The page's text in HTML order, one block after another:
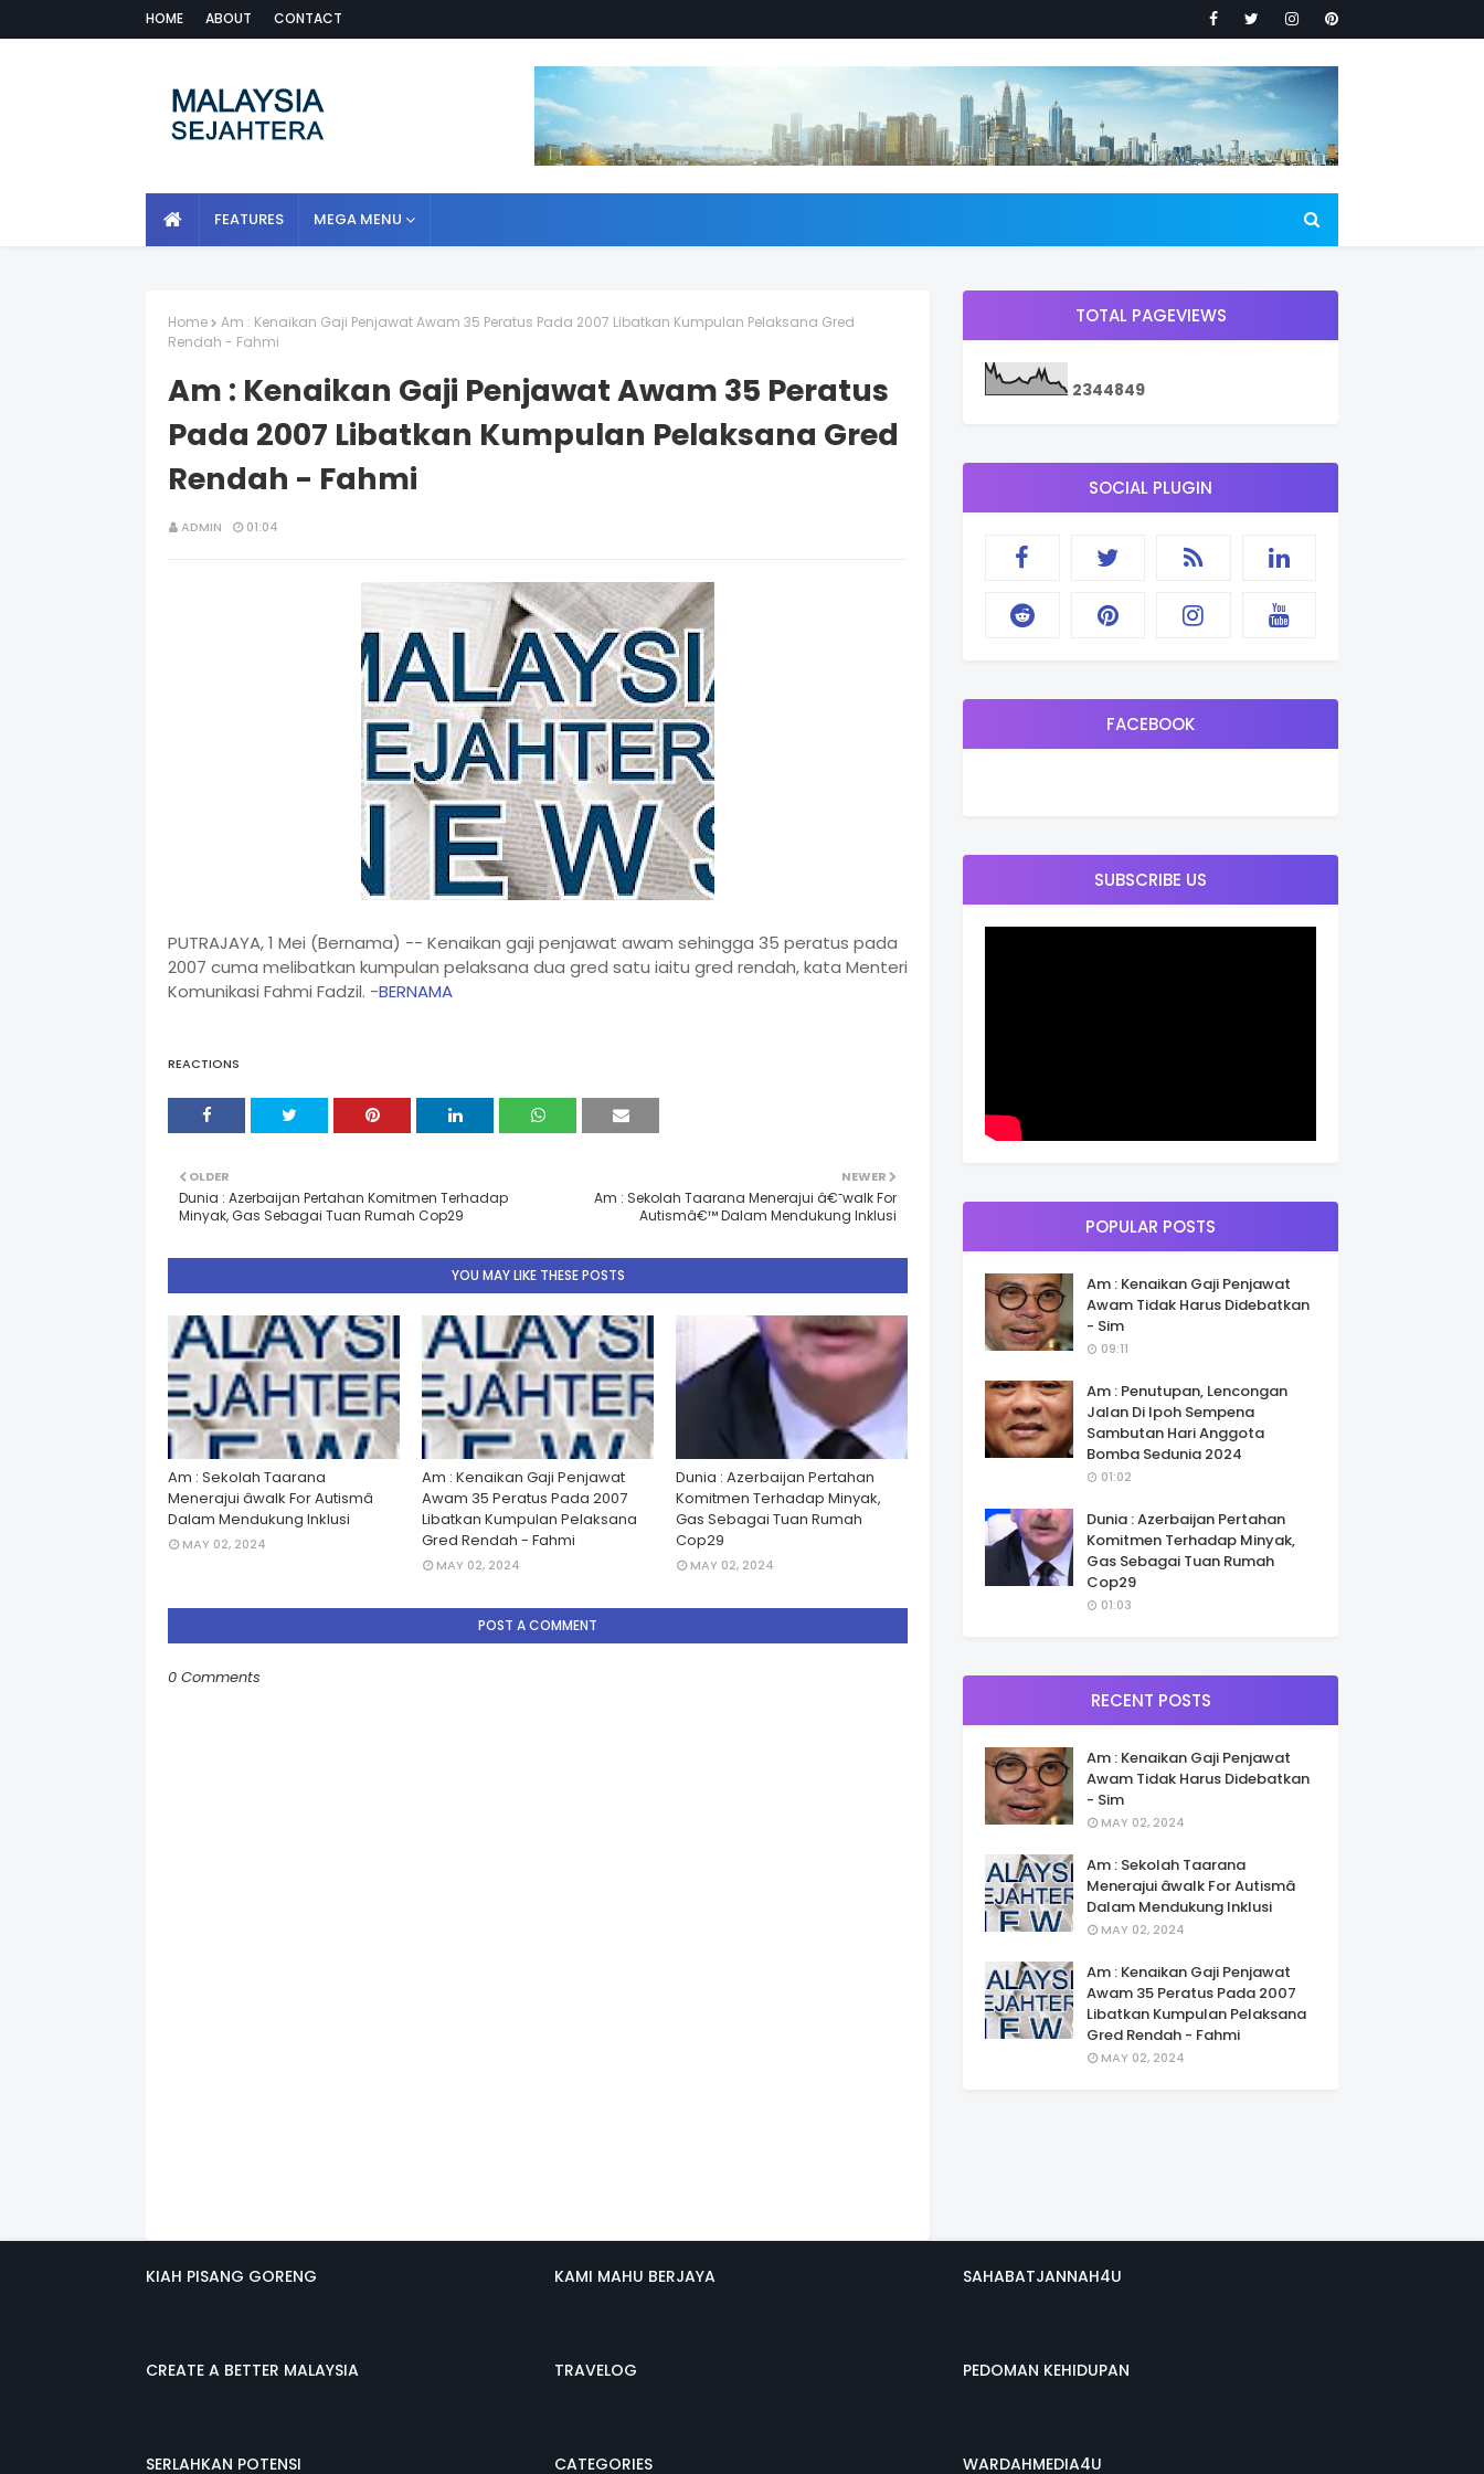
HOME ABOUT CONTACT
FEATURES MEGA MENU
Home
Am : Kenaikan Gaji Penjawat Awam 35 Peratus Pada 2007 Libatkan Kumpulan Pelaksana Gred
Rendah - Fahmi
Am : Kenaikan Gaji Penjawat Awam 35 Peratus
Pada 2007 Libatkan Kumpulan Pelaksana Gred
Rendah - Fahmi
ADMIN 01:04
PUTRAJAYA, 1 Mei (Bernama) -- Kenaikan gaji penjawat awam sehingga 35 peratus pada
2007 cuma melibatkan kumpulan pelaksana dua gred satu iaitu gred rendah, kata Menteri
Komunikasi Fahmi Fadzil. -BERNAMA
REACTIONS
NEWER
Am : Sekolah Taarana Menerajui â€˜walk For
Autismâ€™ Dalam Mendukung Inklusi
OLDER
Dunia : Azerbaijan Pertahan Komitmen Terhadap
Minyak, Gas Sebagai Tuan Rumah Cop29
YOU MAY LIKE THESE POSTS
Am : Sekolah Taarana
Menerajui âwalk For Autismâ
Dalam Mendukung Inklusi
MAY 02, 2024
Am : Kenaikan Gaji Penjawat
Awam 35 Peratus Pada 2007
Libatkan Kumpulan Pelaksana
Gred Rendah - Fahmi
MAY 02, 2024
Dunia : Azerbaijan Pertahan
Komitmen Terhadap Minyak,
Gas Sebagai Tuan Rumah
Cop29
MAY 02, 2024
POST A COMMENT
0 Comments
TOTAL PAGEVIEWS
2344849
SOCIAL PLUGIN
FACEBOOK
SUBSCRIBE US
POPULAR POSTS
Am : Kenaikan Gaji Penjawat
Awam Tidak Harus Didebatkan
- Sim
09:11
Am : Penutupan, Lencongan
Jalan Di Ipoh Sempena
Sambutan Hari Anggota
Bomba Sedunia 2024
01:02
Dunia : Azerbaijan Pertahan
Komitmen Terhadap Minyak,
Gas Sebagai Tuan Rumah
Cop29
01:03
RECENT POSTS
Am : Kenaikan Gaji Penjawat
Awam Tidak Harus Didebatkan
- Sim
MAY 02, 2024
Am : Sekolah Taarana
Menerajui âwalk For Autismâ
Dalam Mendukung Inklusi
MAY 02, 2024
Am : Kenaikan Gaji Penjawat
Awam 35 Peratus Pada 2007
Libatkan Kumpulan Pelaksana
Gred Rendah - Fahmi
MAY 02, 2024
KIAH PISANG GORENG
CREATE A BETTER MALAYSIA
SERLAHKAN POTENSI
KAMI MAHU BERJAYA
TRAVELOG
CATEGORIES
SAHABATJANNAH4U
PEDOMAN KEHIDUPAN
WARDAHMEDIA4U